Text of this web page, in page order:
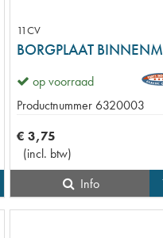
11CV
op voorraad
Productnummer 6320003
€ 3,75
(incl. btw)
Info